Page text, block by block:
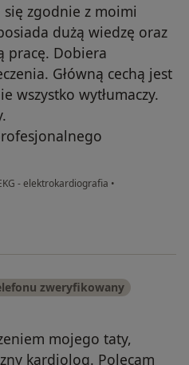
się zgodnie z moimi
dużą wiedzę oraz
pracę. Dobiera
Główną cechą jest
wszystko wytłumaczy.
- elektrokardiografia •
zweryfikowany
mojego taty,
kardiolog. Polecam